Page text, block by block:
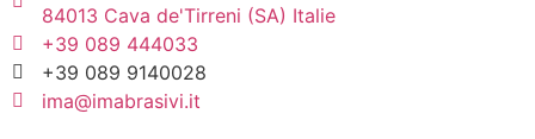
84013 Cava de'Tirreni (SA) Italie
+39 089 444033
+39 089 9140028
ima@imabrasivi.it